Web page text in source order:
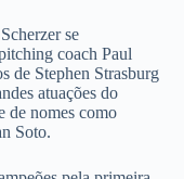
se
coach Paul
de Stephen Strasburg
atuações do
de nomes como
Soto.